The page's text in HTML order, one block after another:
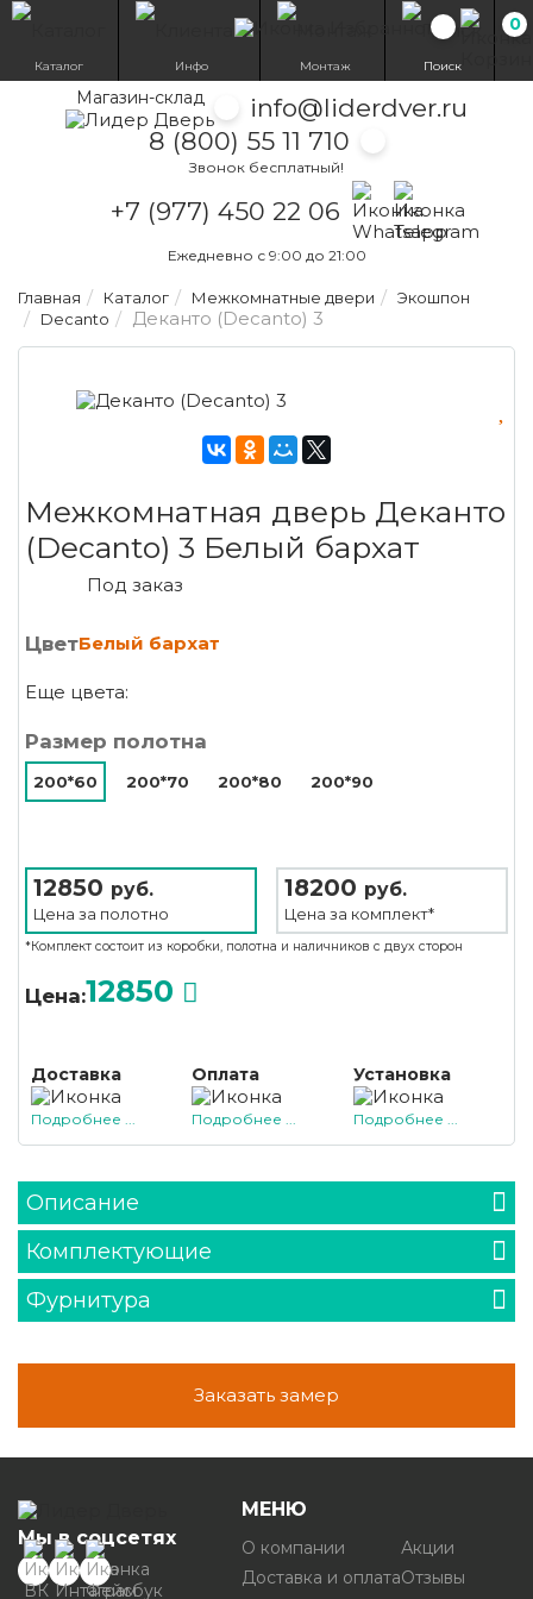
Магазин-склад
info@liderdver.ru
8 (800) 55 11 710
Звонок бесплатный!
+7 (977) 450 22 06
Написать на
Написать на
Ежедневно с 9:00 до 21:00
0
Каталог Инфо Монтаж Поиск
Главная Каталог Межкомнатные двери
Экошпон
Decanto
Деканто (Decanto) 3
Межкомнатная дверь Деканто
(Decanto) 3 Белый бархат
Под заказ
ЦветБелый бархат
Еще цвета:
Размер полотна
200*60 200*70 200*80 200*90
12850 руб.
Цена за полотно
18200 руб.
Цена за комплект*
*Комплект состоит из коробки, полотна и наличников с двух сторон
Цена:12850
Доставка
Подробнее ...
Оплата
Подробнее ...
Установка
Подробнее ...
Описание
Комплектующие
Фурнитура
Заказать замер
Мы в соцсетях
МЕНЮ
О компании
Доставка и оплата
Акции
Отзывы